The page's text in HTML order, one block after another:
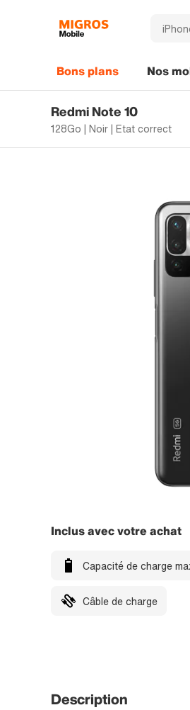
Bons plans Nos
Redmi Note 10
128Go | Noir | Etat correct
Inclus avec votre achat
Capacité de charge
Câble de charge
Description